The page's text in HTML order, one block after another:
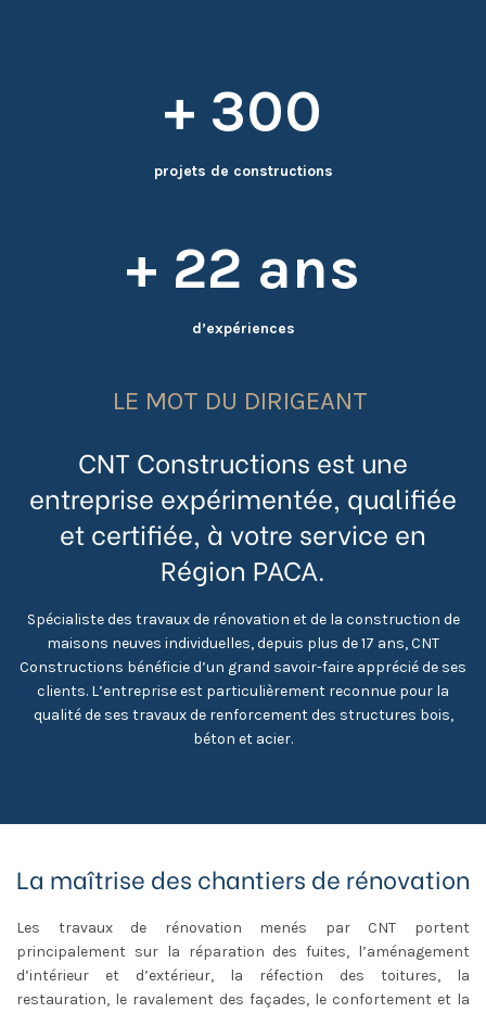
+ 300
projets de constructions
+ 22 ans
d’expériences
LE MOT DU DIRIGEANT
CNT Constructions est une
entreprise expérimentée, qualifiée
et certifiée, à votre service en
Région PACA.
Spécialiste des travaux de rénovation et de la construction de
maisons neuves individuelles, depuis plus de 17 ans, CNT
Constructions bénéficie d’un grand savoir-faire apprécié de ses
clients. L’entreprise est particulièrement reconnue pour la
qualité de ses travaux de renforcement des structures bois,
béton et acier.
La maîtrise des chantiers de rénovation
Les travaux de rénovation menés par CNT portent
principalement sur la réparation des fuites, l’aménagement
d’intérieur et d’extérieur, la réfection des toitures, la
restauration, le ravalement des façades, le confortement et la